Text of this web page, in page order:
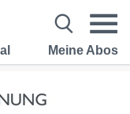
Meine Abos